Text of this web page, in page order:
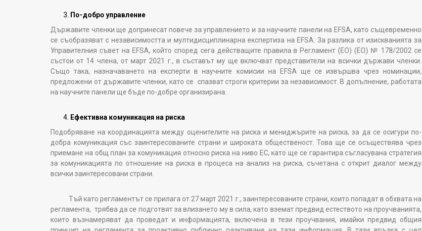
По-добро управление
Държавите членки ще допринесат повече за управлението и за научните панели на EFSA, като същевременно
се съобразяват с независимостта и мултидисциплинарна експертиза на EFSA. За разлика от изискванията за
Управителния съвет на EFSA, който според сега действащите правила в Регламент (ЕО) (ЕО) № 178/2002 се
състои от 14 члена, от март 2021 г., в съставът му ще включват представители на всички държави членки.
Също така, назначаването на експерти в научните комисии на EFSA ще се извършва чрез номинации,
предложени от държавите членки, като се спазват строги критерии за независимост. В допълнение, работата
на научните панели ще бъде по-добре организирана.
Ефективна комуникация на риска
Подобряване на координацията между оценителите на риска и мениджърите на риска, за да се осигури по-
добра комуникация със заинтересованите страни и широката общественост. Това ще се осъществява чрез
приемане на общ план за комуникация относно риска на ниво ЕС, като ще се гарантира съгласувана стратегия
за комуникацията по отношение на риска в процеса на анализ на риска, съчетана с открит диалог между
всички заинтересовани страни.
Тъй като регламентът се прилага от 27 март 2021 г., заинтересованите страни, които попадат в обхвата на
регламента, трябва да се подготвят за влизането му в сила, като вземат предвид естеството на проучванията,
които възнамеряват да проведат и информацията, включена в тези проучвания, имайки предвид общия